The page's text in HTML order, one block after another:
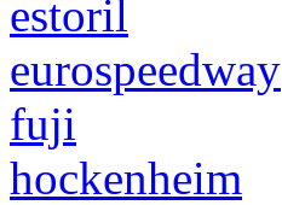
estoril
eurospeedway
fuji
hockenheim